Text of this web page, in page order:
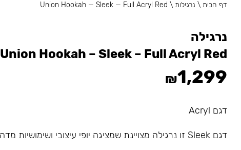
דף הבית\ נרגילות\
Union Hookah — Sleek — Full Acryl Red
נרגילה
Union Hookah – Sleek – Full Acryl Red
₪1,299
דגם Acryl
דגם Sleek זו נרגילה מצויינת שמציגה יופי עיצובי ושימושיות מדהימה